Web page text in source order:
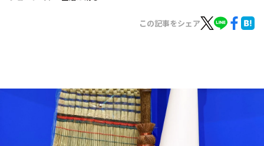
お知らせ
イベント・グッズ
YouTube
会社情報
この記事をシェア